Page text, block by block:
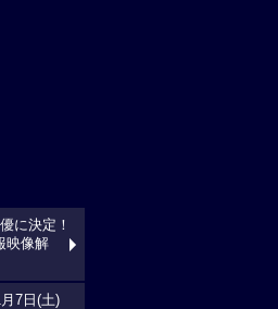
に決定！
映像解
7日(土)